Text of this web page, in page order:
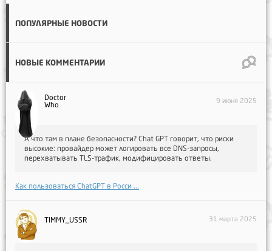
ПОПУЛЯРНЫЕ НОВОСТИ
НОВЫЕ КОММЕНТАРИИ
Doctor
Who
9 июня 2025
А что там в плане безопасности? Chat GPT говорит, что риски
высокие: провайдер может логировать все DNS-запросы,
перехватывать TLS-трафик, модифицировать ответы.
Как пользоваться ChatGPT в Росси ...
TIMMY_USSR 31 марта 2025